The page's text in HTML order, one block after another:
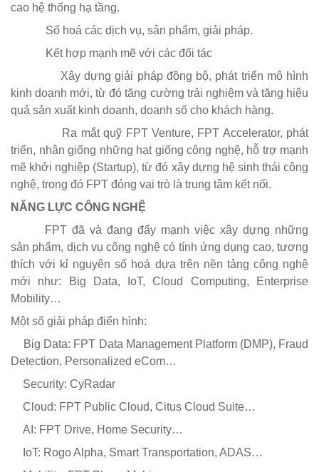
cao hệ thống hạ tầng.
Số hoá các dịch vụ, sản phẩm, giải pháp.
Kết hợp mạnh mẽ với các đối tác
Xây dựng giải pháp đồng bộ, phát triển mô hình
kinh doanh mới, từ đó tăng cường trải nghiệm và tăng hiệu
quả sản xuất kinh doanh, doanh số cho khách hàng.
Ra mắt quỹ FPT Venture, FPT Accelerator, phát
triển, nhân giống những hạt giống công nghệ, hỗ trợ mạnh
mẽ khởi nghiệp (Startup), từ đó xây dựng hệ sinh thái công
nghệ, trong đó FPT đóng vai trò là trung tâm kết nối.
NĂNG LỰC CÔNG NGHỆ
FPT đã và đang đẩy mạnh việc xây dựng những
sản phẩm, dịch vụ công nghệ có tính ứng dụng cao, tương
thích với kỉ nguyên số hoá dựa trên nền tảng công nghệ
mới như: Big Data, IoT, Cloud Computing, Enterprise
Mobility…
Một số giải pháp điển hình:
Big Data: FPT Data Management Platform (DMP), Fraud
Detection, Personalized eCom…
Security: CyRadar
Cloud: FPT Public Cloud, Citus Cloud Suite…
AI: FPT Drive, Home Security…
IoT: Rogo Alpha, Smart Transportation, ADAS…